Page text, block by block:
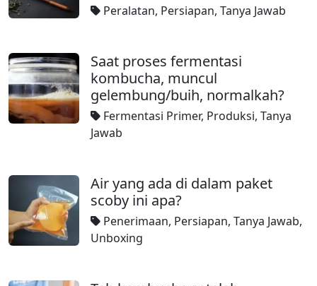
Peralatan, Persiapan, Tanya Jawab
Saat proses fermentasi
kombucha, muncul
gelembung/buih, normalkah?
Fermentasi Primer, Produksi, Tanya
Jawab
Air yang ada di dalam paket
scoby ini apa?
Penerimaan, Persiapan, Tanya Jawab,
Unboxing